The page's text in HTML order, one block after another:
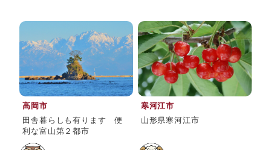
高岡市
田舎暮らしも有ります 便
利な富山第２都市
寒河江市
山形県寒河江市